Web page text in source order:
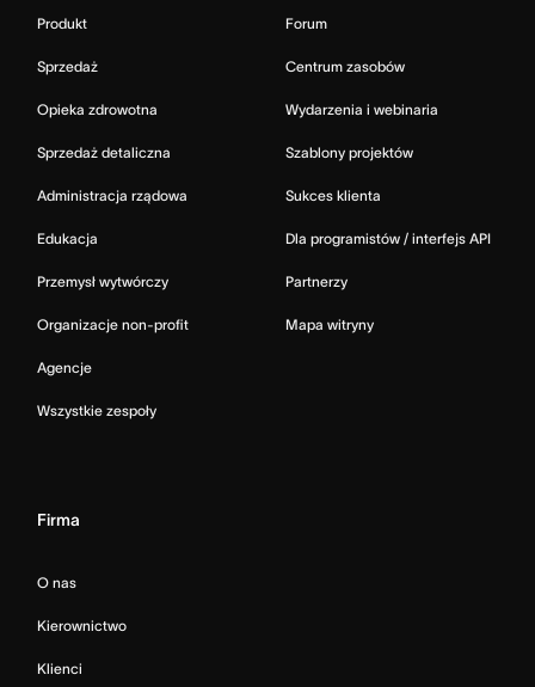
Produkt
Sprzedaż
Opieka zdrowotna
Sprzedaż detaliczna
Administracja rządowa
Edukacja
Przemysł wytwórczy
Organizacje non-profit
Agencje
Wszystkie zespoły
Forum
Centrum zasobów
Wydarzenia i webinaria
Szablony projektów
Sukces klienta
Dla programistów / interfejs API
Partnerzy
Mapa witryny
Firma
O nas
Kierownictwo
Klienci